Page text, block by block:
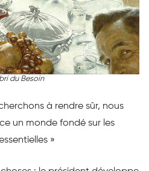
du Besoin
à rendre sûr, nous
un monde fondé sur les
»